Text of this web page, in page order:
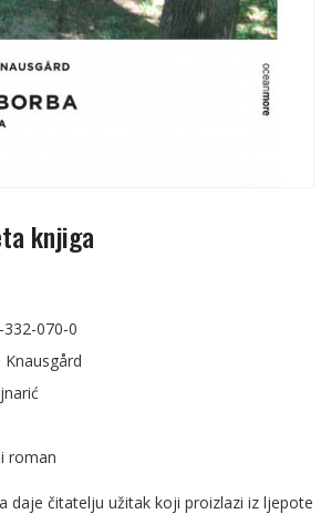
knjiga
070-0
Knausgård
roman
daje čitatelju užitak koji proizlazi iz ljepote